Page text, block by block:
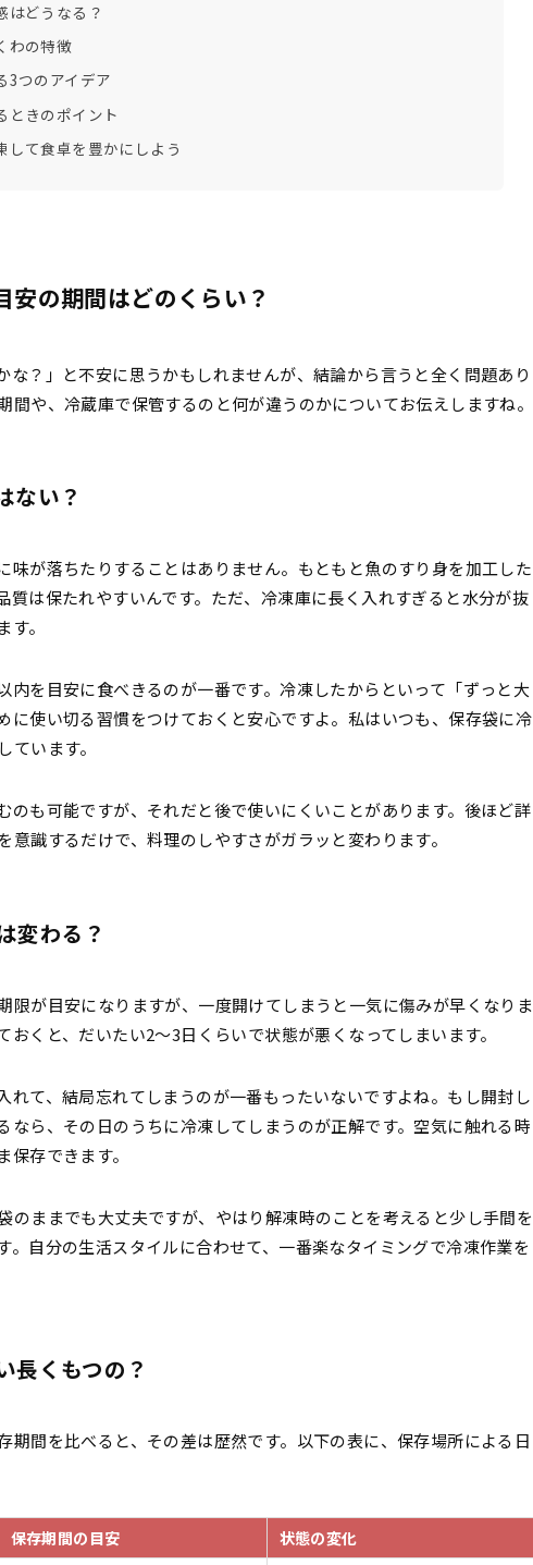
はどうなる？
わの特徴
3つのアイデア
ときのポイント
して食卓を豊かにしよう
安の期間はどのくらい？
な？」と不安に思うかもしれませんが、結論から言うと全く問題あり
間や、冷蔵庫で保管するのと何が違うのかについてお伝えしますね。
ない？
味が落ちたりすることはありません。もともと魚のすり身を加工した
質は保たれやすいんです。ただ、冷凍庫に長く入れすぎると水分が抜
。
内を目安に食べきるのが一番です。冷凍したからといって「ずっと大
に使い切る習慣をつけておくと安心ですよ。私はいつも、保存袋に冷
います。
のも可能ですが、それだと後で使いにくいことがあります。後ほど詳
意識するだけで、料理のしやすさがガラッと変わります。
変わる？
限が目安になりますが、一度開けてしまうと一気に傷みが早くなりま
くと、だいたい2〜3日くらいで状態が悪くなってしまいます。
れて、結局忘れてしまうのが一番もったいないですよね。もし開封し
なら、その日のうちに冷凍してしまうのが正解です。空気に触れる時
存できます。
のままでも大丈夫ですが、やはり解凍時のことを考えると少し手間を
。自分の生活スタイルに合わせて、一番楽なタイミングで冷凍作業を
長くもつの？
期間を比べると、その差は歴然です。以下の表に、保存場所による日
保存期間の目安
状態の変化